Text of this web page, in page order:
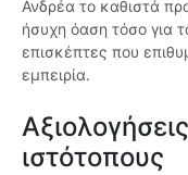
Ανδρέα το καθιστά
ήσυχη όαση τόσο για
επισκέπτες που
εμπειρία.
ιστότοπους